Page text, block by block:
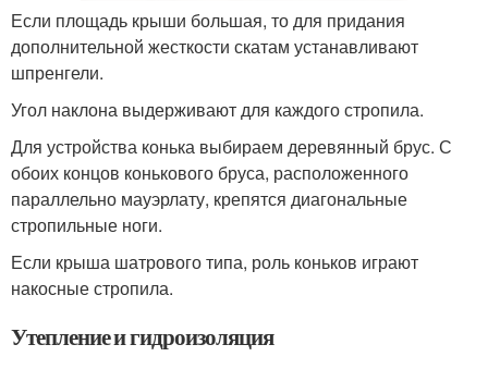
Если площадь крыши большая, то для придания
дополнительной жесткости скатам устанавливают
шпренгели.
Угол наклона выдерживают для каждого стропила.
Для устройства конька выбираем деревянный брус. С
обоих концов конькового бруса, расположенного
параллельно мауэрлату, крепятся диагональные
стропильные ноги.
Если крыша шатрового типа, роль коньков играют
накосные стропила.
Утепление и гидроизоляция